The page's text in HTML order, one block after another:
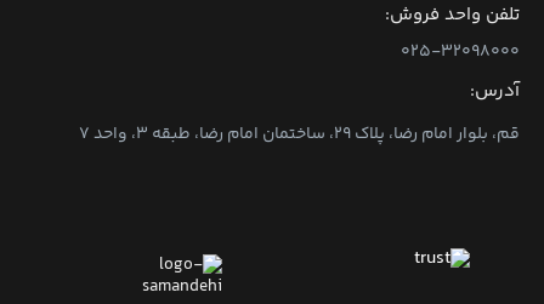
تلفن واحد فروش:
۰۲۵-۳۲۰۹۸۰۰۰
آدرس:
قم، بلوار امام رضا، پلاک ۲۹، ساختمان امام رضا، طبقه ۳، واحد ۷